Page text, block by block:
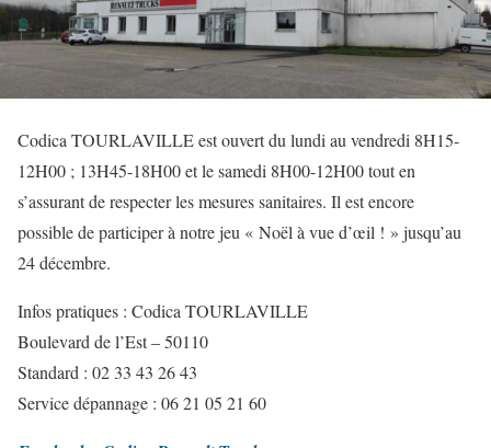
Codica TOURLAVILLE est ouvert du lundi au vendredi 8H15-
12H00 ; 13H45-18H00 et le samedi 8H00-12H00 tout en
s’assurant de respecter les mesures sanitaires. Il est encore
possible de participer à notre jeu « Noël à vue d’œil ! » jusqu’au
24 décembre.
Infos pratiques : Codica TOURLAVILLE
Boulevard de l’Est – 50110
Standard : 02 33 43 26 43
Service dépannage : 06 21 05 21 60